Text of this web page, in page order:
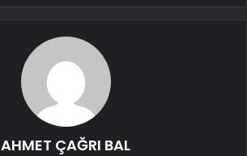
AHMET ÇAĞRI BAL